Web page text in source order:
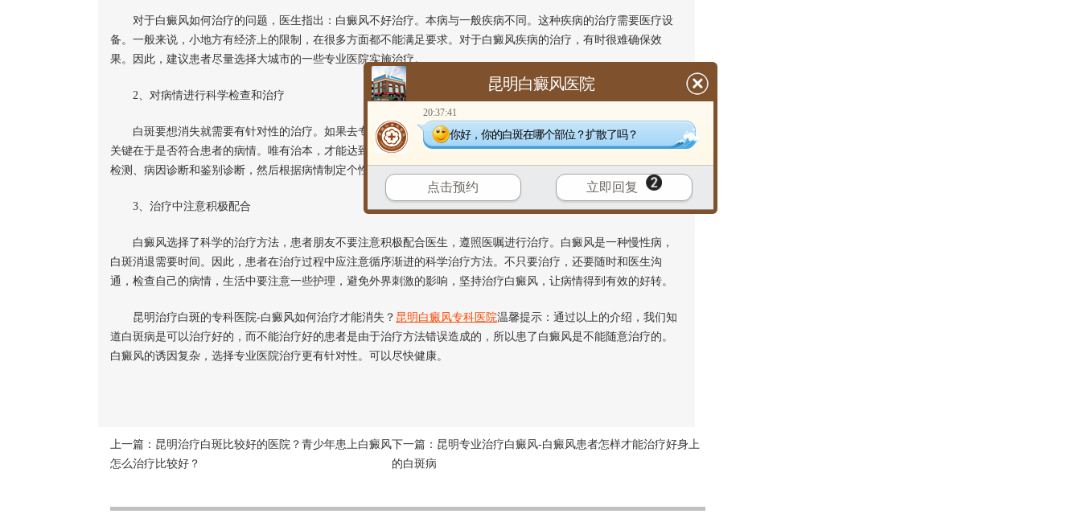
对于白癜风如何治疗的问题，医生指出：白癜风不好治疗。本病与一般疾病不同。这种疾病的治疗需要医疗设
备。一般来说，小地方有经济上的限制，在很多方面都不能满足要求。对于白癜风疾病的治疗，有时很难确保效
果。因此，建议患者尽量选择大城市的一些专业医院实施治疗。
2、对病情进行科学检查和治疗
白斑要想消失就需要有针对性的治疗。如果去专业医院，治疗前应该进行科学检测。治疗白癜风的方法很多，
关键在于是否符合患者的病情。唯有治本，才能达到目的。因此，在治疗前，医生会对白斑进行预诊断评估、技术
检测、病因诊断和鉴别诊断，然后根据病情制定个性化的治疗方案和针对性的治疗方案。这些可以帮助患者好转。
3、治疗中注意积极配合
白癜风选择了科学的治疗方法，患者朋友不要注意积极配合医生，遵照医嘱进行治疗。白癜风是一种慢性病，
白斑消退需要时间。因此，患者在治疗过程中应注意循序渐进的科学治疗方法。不只要治疗，还要随时和医生沟
通，检查自己的病情，生活中要注意一些护理，避免外界刺激的影响，坚持治疗白癜风，让病情得到有效的好转。
昆明治疗白斑的专科医院-白癜风如何治疗才能消失？ 昆明白癜风专科医院温馨提示：通过以上的介绍，我们知
道白斑病是可以治疗好的，而不能治疗好的患者是由于治疗方法错误造成的，所以患了白癜风是不能随意治疗的。
白癜风的诱因复杂，选择专业医院治疗更有针对性。可以尽快健康。
上一篇： 昆明治疗白斑比较好的医院？青少年患上白癜风
怎么治疗比较好？
下一篇： 昆明专业治疗白癜风-白癜风患者怎样才能治疗好身上
的白斑病
昆明白癜风医院
20:37:41
你好，你的白斑在哪个部位？扩散了吗？
点击预约 立即回复